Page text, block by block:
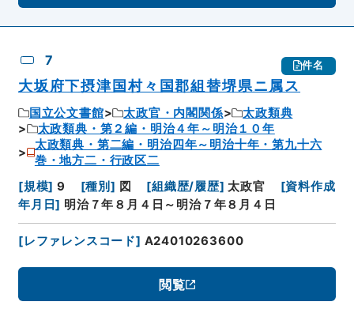
7 件名
大坂府下摂津国村々国郡組替堺県ニ属ス
国立公文書館 太政官・内閣関係
太政類典
太政類典・第２編・明治４年～明治１０年
太政類典・第二編・明治四年～明治十年・第九十六
巻・地方二・行政区二
[規模] 9 [種別 ] 図 [組織歴/履歴] 太政官 [資料作成
年月日] 明治７年８月４日～明治７年８月４日
[レファレンスコード] A24010263600
閲覧